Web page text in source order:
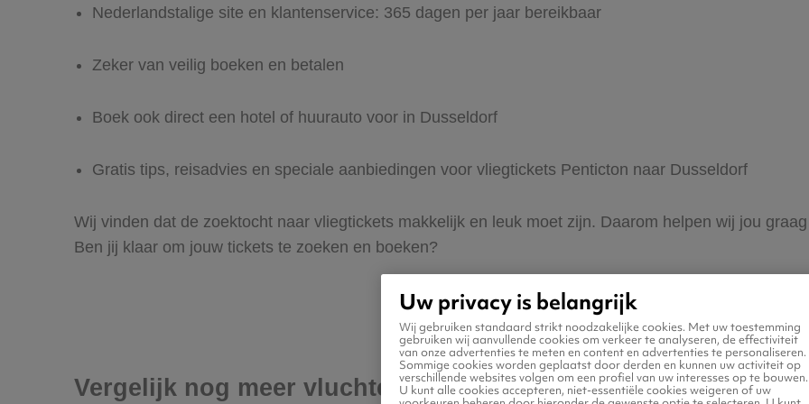
Nederlandstalige site en klantenservice: 365 dagen per jaar bereikbaar
Zeker van veilig boeken en betalen
Boek ook direct een hotel of huurauto voor in Dusseldorf
Gratis tips, reisadvies en speciale aanbiedingen voor vliegtickets Penticton naar Dusseldorf
Wij vinden dat de zoektocht naar vliegtickets makkelijk en leuk moet zijn. Daarom helpen wij jou
Ben jij klaar om jouw tickets te zoeken en boeken?
Vergelijk nog meer vluchten naar Dusseldorf
Uw privacy is belangrijk
Wij gebruiken standaard strikt noodzakelijke cookies. Met uw toestemming
gebruiken wij aanvullende cookies om verkeer te analyseren, de effectiviteit
van onze advertenties te meten en content en advertenties te personaliseren.
Sommige cookies worden geplaatst door derden en kunnen uw activiteit op
verschillende websites volgen om een profiel van uw interesses op te bouwen.
U kunt alle cookies accepteren, niet-essentiële cookies weigeren of uw